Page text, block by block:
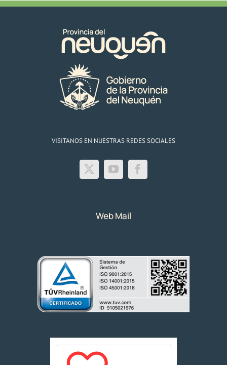
VISITANOS EN NUESTRAS REDES SOCIALES
Web Mail